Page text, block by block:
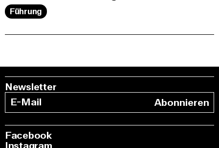
Führung
Newsletter
Abonnieren
Facebook